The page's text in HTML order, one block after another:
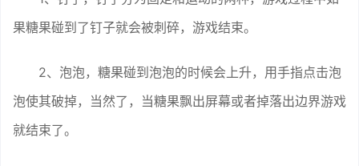
果糖果碰到了钉子就会被刺碎，游戏结束。
2、泡泡，糖果碰到泡泡的时候会上升，用手指点击泡
泡使其破掉，当然了，当糖果飘出屏幕或者掉落出边界游戏
就结束了。